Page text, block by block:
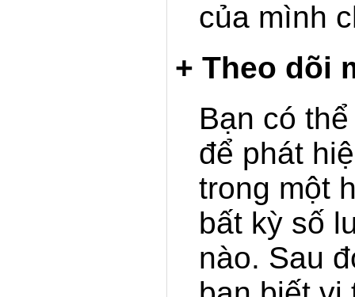
của mình
+ Theo dõi
Bạn có
để phát
trong một
bất kỳ số
nào. Sau